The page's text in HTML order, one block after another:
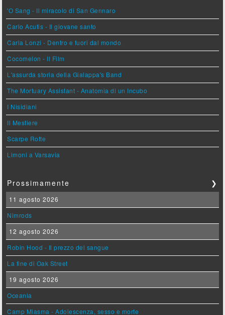
'O Sang - Il miracolo di San Gennaro
Carlo Acutis - Il giovane santo
Carla Lonzi - Dentro e fuori dal mondo
Cocomelon - Il Film
L'assurda storia della Gialappa's Band
The Mortuary Assistant - Anatomia di un Incubo
I Nisidiani
Il Mestiere
Scarpe Rotte
Limoni a Varsavia
Prossimamente ❯
11 agosto 2026
Nimrods
12 agosto 2026
Robin Hood - Il prezzo del sangue
La fine di Oak Street
19 agosto 2026
Oceania
Camp Miasma - Adolescenza, sesso e morte